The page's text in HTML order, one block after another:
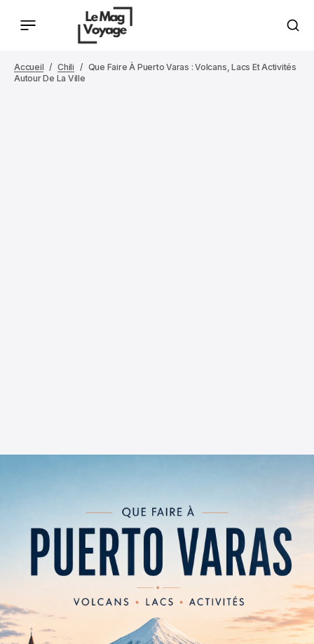
Accueil Chili
Que Faire À Puerto Varas : Volcans, Lacs Et Activités
Autour De La Ville